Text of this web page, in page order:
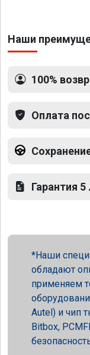
Наши
100%
Оплата
Гарантия 5
Наши
обладают
применяем
Autel) и чип
Bitbox,